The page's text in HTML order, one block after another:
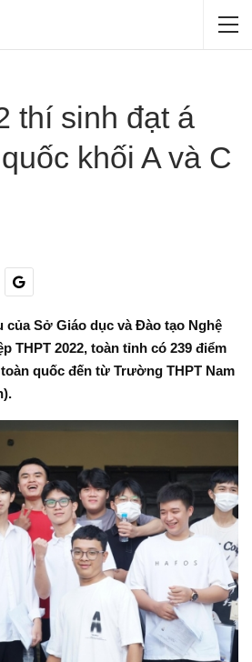
thí sinh đạt á
khối A và C
của Sở Giáo dục và Đào tạo Nghệ
THPT 2022, toàn tỉnh có 239 điểm
toàn quốc đến từ Trường THPT Nam